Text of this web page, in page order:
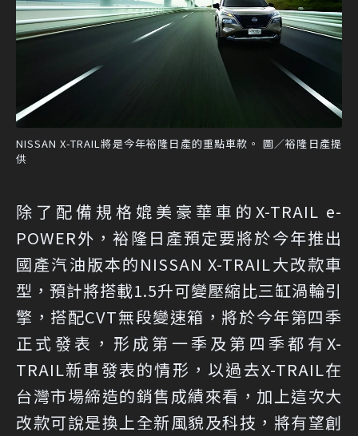
NISSAN X-TRAIL將是今年裕隆日產的重點車款。 圖／裕隆日產提
供
除了配備規格媲美豪華車的X-TRAIL e-
POWER外，裕隆日產預定要將於今年推出
國產汽油版本的NISSAN X-TRAIL大改款車
型，預計將搭載1.5升可變壓縮比三缸渦輪引
擎，搭配CVT無段變速箱，將於今年第四季
正式發表，形成第一季及第四季都有X-
TRAIL新車發表的情形，以過去X-TRAIL在
台灣市場締造的銷售成績來看，加上這次大
改款可說是換上全新風貌及科技，將有望創